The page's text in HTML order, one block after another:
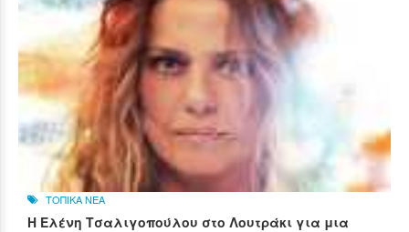
ΤΟΠΙΚΑ ΝΕΑ
Η Ελένη Τσαλιγοπούλου στο Λουτράκι για μια